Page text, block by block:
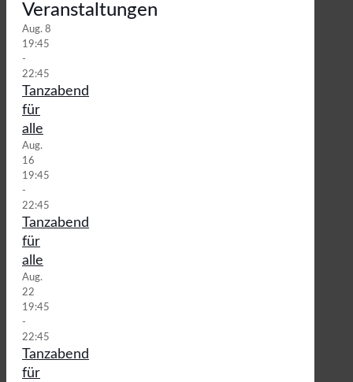
Veranstaltungen
Aug. 8
19:45
-
22:45
Tanzabend
für
alle
Aug.
16
19:45
-
22:45
Tanzabend
für
alle
Aug.
22
19:45
-
22:45
Tanzabend
für